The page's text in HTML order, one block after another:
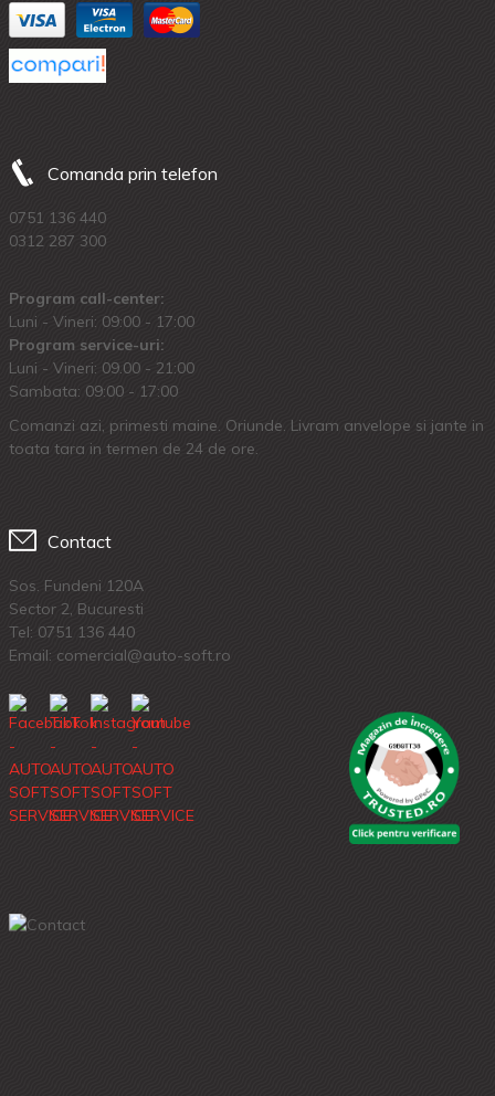
Comanda prin telefon
0751 136 440
0312 287 300
Program call-center:
Luni - Vineri: 09:00 - 17:00
Program service-uri:
Luni - Vineri: 09.00 - 21:00
Sambata: 09:00 - 17:00
Comanzi azi, primesti maine. Oriunde. Livram anvelope si jante in
toata tara in termen de 24 de ore.
Contact
Sos. Fundeni 120A
Sector 2, Bucuresti
Tel: 0751 136 440
Email: comercial@auto-soft.ro